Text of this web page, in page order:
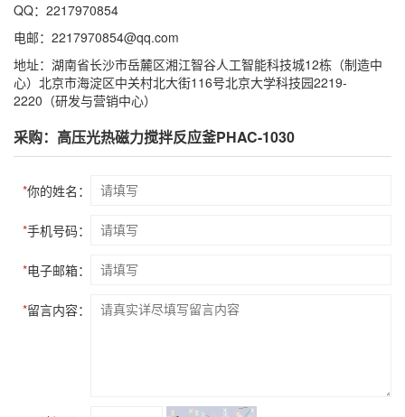
QQ：2217970854
电邮：2217970854@qq.com
地址：湖南省长沙市岳麓区湘江智谷人工智能科技城12栋（制造中
心）北京市海淀区中关村北大街116号北京大学科技园2219-
2220（研发与营销中心）
采购：高压光热磁力搅拌反应釜PHAC-1030
*你的姓名：
*手机号码：
*电子邮箱：
*留言内容：